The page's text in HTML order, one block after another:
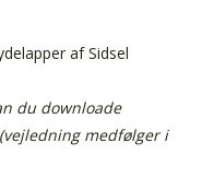
af Sidsel
du downloade
(vejledning medfølger i